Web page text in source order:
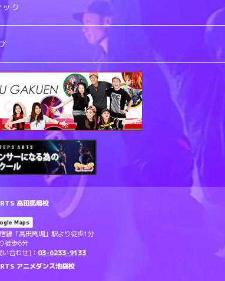
ク
高田馬場校
Maps
線「高田馬場」駅より徒歩1分
徒歩6分
合わせ]： 03-6233-9133
アニメダンス池袋校